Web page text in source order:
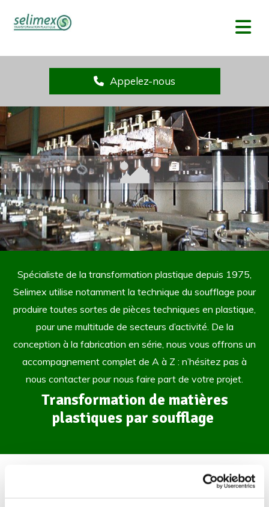
Appelez-nous
Spécialiste de la transformation plastique depuis 1975,
Selimex utilise notamment la technique du soufflage pour
produire toutes sortes de pièces techniques en plastique,
pour une multitude de secteurs d’activité. De la
conception à la fabrication en série, nous vous offrons un
accompagnement complet de A à Z : n’hésitez pas à
nous contacter pour nous faire part de votre projet.
Transformation de matières
plastiques par soufflage
Notre expertise du soufflage